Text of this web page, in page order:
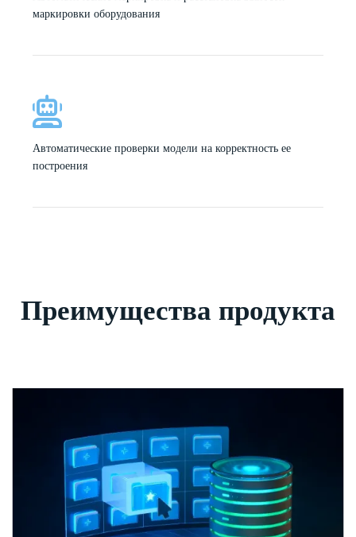
маркировки оборудования
Автоматические проверки модели на корректность ее
построения
Преимущества продукта